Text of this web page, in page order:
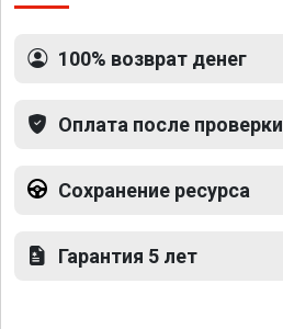
100% возврат денег
Оплата после проверки
Сохранение ресурса
Гарантия 5 лет